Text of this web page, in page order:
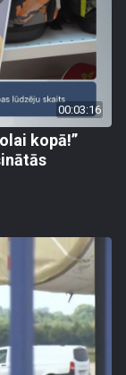
00:03:16
kopā!”